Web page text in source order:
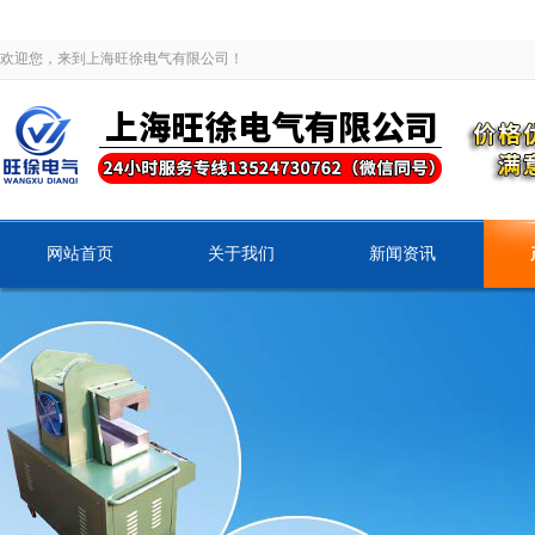
欢迎您，来到上海旺徐电气有限公司！
网站首页 关于我们 新闻资讯